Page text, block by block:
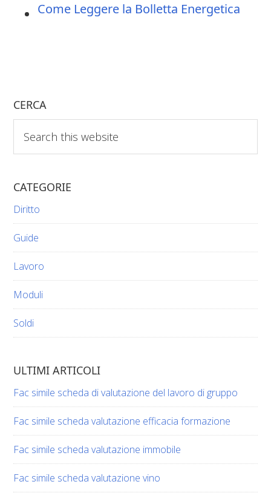
Come Leggere la Bolletta Energetica
CERCA
this
website
CATEGORIE
Diritto
Guide
Lavoro
Moduli
Soldi
ULTIMI ARTICOLI
Fac simile scheda di valutazione del lavoro di gruppo​​
Fac simile scheda valutazione efficacia formazione​​
Fac simile scheda valutazione immobile​​
Fac simile scheda valutazione vino​​​